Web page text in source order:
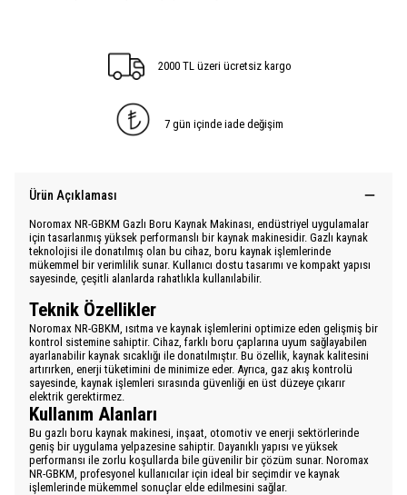
2000 TL üzeri ücretsiz kargo
7 gün içinde iade değişim
Ürün Açıklaması
Noromax NR-GBKM Gazlı Boru Kaynak Makinası, endüstriyel uygulamalar
için tasarlanmış yüksek performanslı bir kaynak makinesidir. Gazlı kaynak
teknolojisi ile donatılmış olan bu cihaz, boru kaynak işlemlerinde
mükemmel bir verimlilik sunar. Kullanıcı dostu tasarımı ve kompakt yapısı
sayesinde, çeşitli alanlarda rahatlıkla kullanılabilir.
Teknik Özellikler
Noromax NR-GBKM, ısıtma ve kaynak işlemlerini optimize eden gelişmiş bir
kontrol sistemine sahiptir. Cihaz, farklı boru çaplarına uyum sağlayabilen
ayarlanabilir kaynak sıcaklığı ile donatılmıştır. Bu özellik, kaynak kalitesini
artırırken, enerji tüketimini de minimize eder. Ayrıca, gaz akış kontrolü
sayesinde, kaynak işlemleri sırasında güvenliği en üst düzeye çıkarır
elektrik gerektirmez.
Kullanım Alanları
Bu gazlı boru kaynak makinesi, inşaat, otomotiv ve enerji sektörlerinde
geniş bir uygulama yelpazesine sahiptir. Dayanıklı yapısı ve yüksek
performansı ile zorlu koşullarda bile güvenilir bir çözüm sunar. Noromax
NR-GBKM, profesyonel kullanıcılar için ideal bir seçimdir ve kaynak
işlemlerinde mükemmel sonuçlar elde edilmesini sağlar.